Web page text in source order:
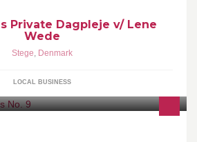
Private Dagpleje v/ Lene
Wede
Stege, Denmark
LOCAL BUSINESS